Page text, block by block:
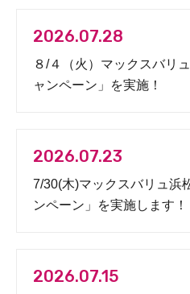
2026.07.28
８/４（火）マックスバリ
ャンペーン」を実施！
2026.07.23
7/30(木)マックスバリュ浜
ンペーン」を実施します！
2026.07.15